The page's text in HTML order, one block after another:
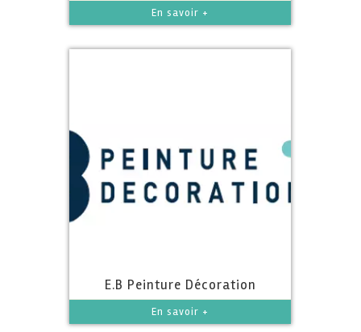
En savoir +
E.B Peinture Décoration
En savoir +